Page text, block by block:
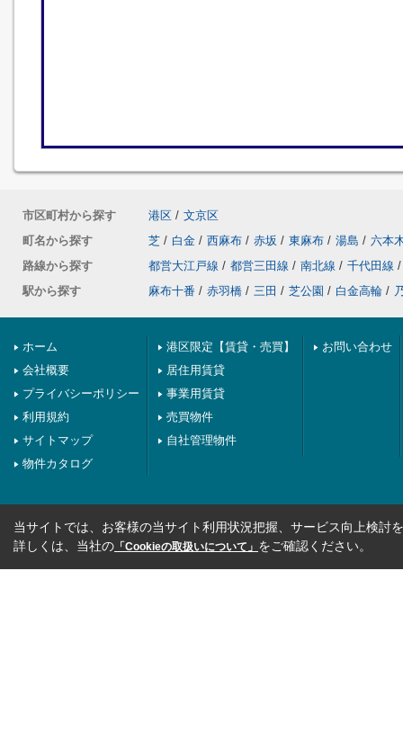
市区町村から探す 港区 / 文京区
町名から探す
芝 / 白金 / 西麻布 / 赤坂 / 東麻布 / 湯島 / 六本
路線から探す
都営大江戸線 / 都営三田線 / 南北線 / 千代田線 /
駅から探す
麻布十番 / 赤羽橋 / 三田 / 芝公園 / 白金高輪 /
ホーム
会社概要
プライバシーポリシー
利用規約
サイトマップ
物件カタログ
港区限定【賃貸・売買】
居住用賃貸
事業用賃貸
売買物件
自社管理物件
お問い合わせ
当サイトでは、お客様の当サイト利用状況把握、サービス向上検討
詳しくは、当社の 「Cookieの取扱いについて」 をご確認ください。